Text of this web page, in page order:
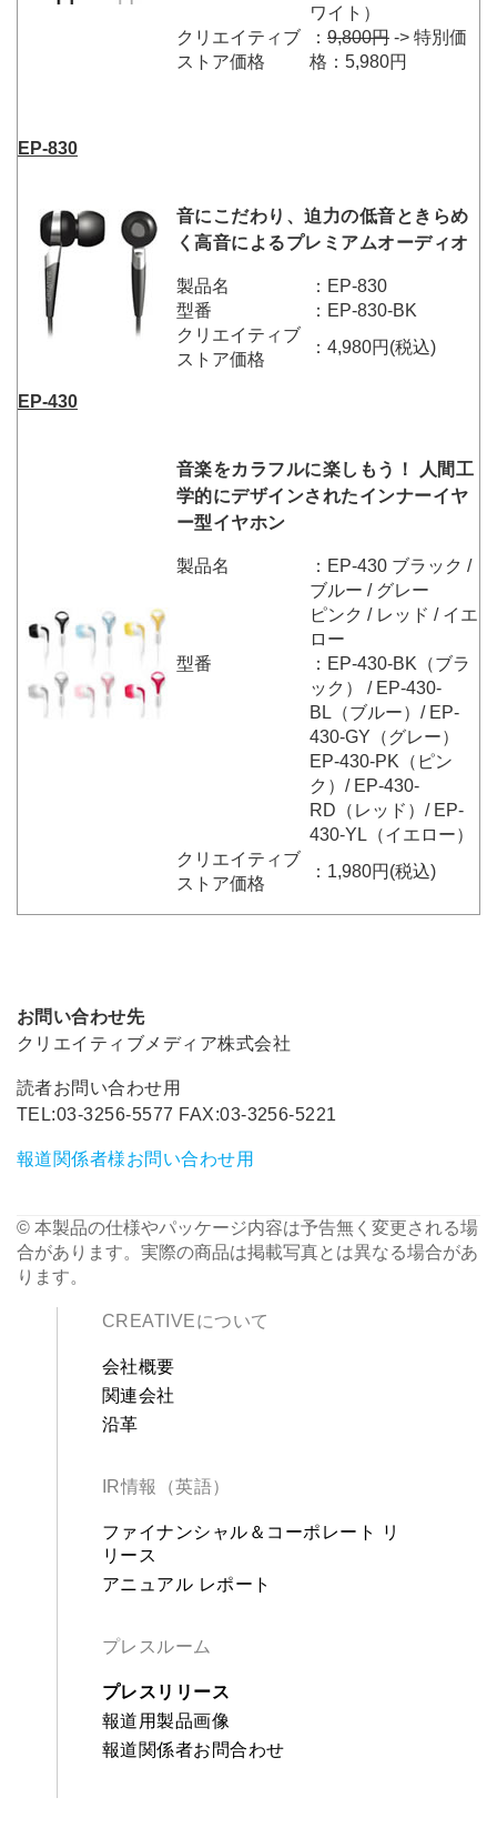
ワイト）
クリエイティブ
ストア価格
： 9,800円 -> 特別価
格：5,980円
EP-830
音にこだわり、迫力の低音ときらめ
く高音によるプレミアムオーディオ
製品名
：EP-830
型番
：EP-830-BK
クリエイティブ
ストア価格
：4,980円(税込)
EP-430
音楽をカラフルに楽しもう！ 人間工
学的にデザインされたインナーイヤ
ー型イヤホン
製品名
：EP-430 ブラック /
ブルー / グレー
ピンク / レッド / イエ
ロー
型番
：EP-430-BK（ブラ
ック） / EP-430-
BL（ブルー）/ EP-
430-GY（グレー）
EP-430-PK（ピン
ク）/ EP-430-
RD（レッド）/ EP-
430-YL（イエロー）
クリエイティブ
ストア価格
：1,980円(税込)
お問い合わせ先
クリエイティブメディア株式会社
読者お問い合わせ用
TEL:03-3256-5577 FAX:03-3256-5221
報道関係者様お問い合わせ用
© 本製品の仕様やパッケージ内容は予告無く変更される場
合があります。実際の商品は掲載写真とは異なる場合があ
ります。
CREATIVEについて
会社概要
関連会社
沿革
IR情報（英語）
ファイナンシャル＆コーポレート リ
リース
アニュアル レポート
プレスルーム
プレスリリース
報道用製品画像
報道関係者お問合わせ